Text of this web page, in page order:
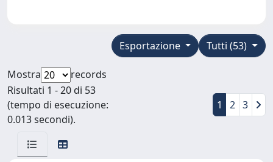
Tutti (53)
Esportazione
Mostra
records
Risultati 1 - 20 di 53
(tempo di esecuzione:
0.013 secondi).
1 2 3